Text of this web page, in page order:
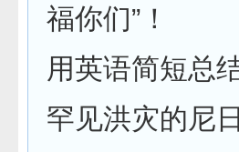
福你们”！
用英语简短总
罕见洪灾的尼